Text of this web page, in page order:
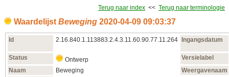
Terug naar index << Terug naar terminologie
Waardelijst Beweging 2020‑04‑09 09:03:37
Id 2.16.840.1.113883.2.4.3.11.60.90.77.11.264 Ingangsdatum
Status Ontwerp
Versielabel
Naam
Beweging
Weergavenaam